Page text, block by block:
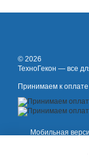
© 2026
ТехноГекон — все
Принимаем к оплате
Мобильная